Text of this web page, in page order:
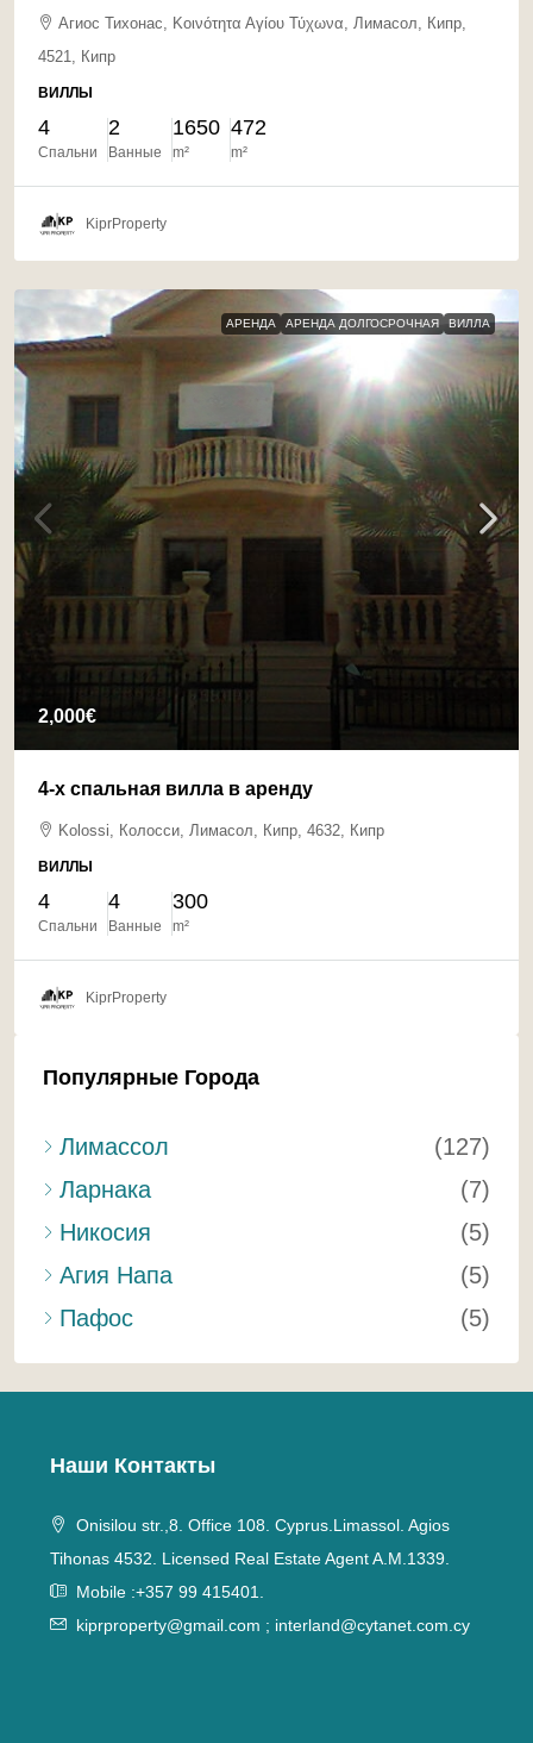
Агиос Тихонас, Κοινότητα Αγίου Τύχωνα, Лимасол, Кипр,
4521, Кипр
ВИЛЛЫ
4
Спальни
2
Ванные
1650
m²
472
m²
KiprProperty
АРЕНДА АРЕНДА ДОЛГОСРОЧНАЯ ВИЛЛА
2,000€
4-х спальная вилла в аренду
Kolossi, Колосси, Лимасол, Кипр, 4632, Кипр
ВИЛЛЫ
4
Спальни
4
Ванные
300
m²
KiprProperty
Популярные Города
Лимассол
(127)
Ларнака
(7)
Никосия
(5)
Агия Напа
(5)
Пафос
(5)
Наши Контакты
Onisilou str.,8. Office 108. Cyprus.Limassol. Agios
Tihonas 4532. Licensed Real Estate Agent A.M.1339.
Mobile :+357 99 415401.
kiprproperty@gmail.com ; interland@cytanet.com.cy